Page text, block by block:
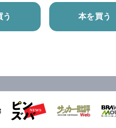
う 本を買う